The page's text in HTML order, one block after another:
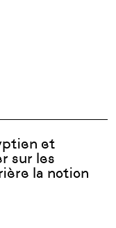
et
sur les
la notion